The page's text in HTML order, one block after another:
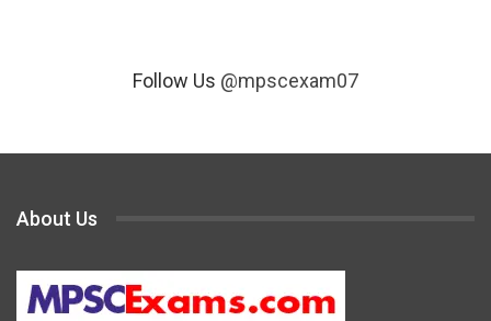
Follow Us @mpscexam07
About Us